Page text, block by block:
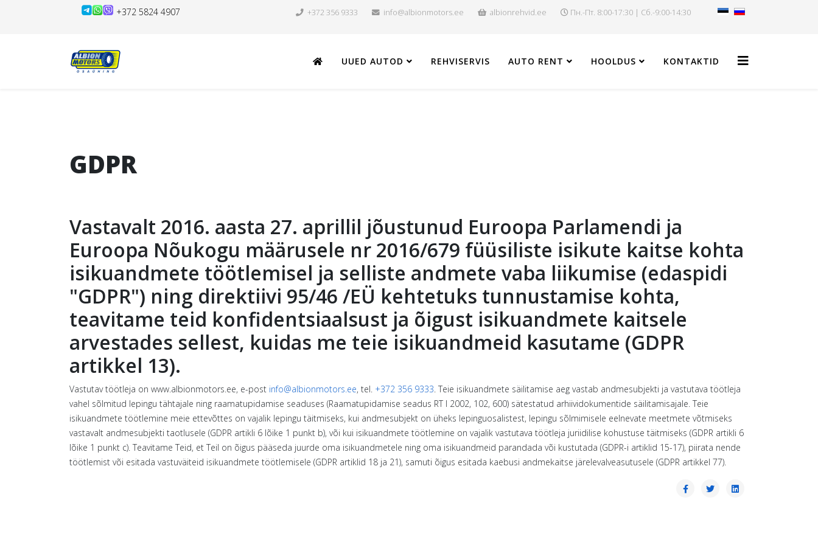
+372 5824 4907 +372 356 9333 info@albionmotors.ee albionrehvid.ee Пн.-Пт. 8:00-17:30 | Сб.-9:00-14:30
UUED AUTOD REHVISERVIS AUTO RENT HOOLDUS KONTAKTID
GDPR
Vastavalt 2016. aasta 27. aprillil jõustunud Euroopa Parlamendi ja
Euroopa Nõukogu määrusele nr 2016/679 füüsiliste isikute kaitse kohta
isikuandmete töötlemisel ja selliste andmete vaba liikumise (edaspidi
"GDPR") ning direktiivi 95/46 /EÜ kehtetuks tunnustamise kohta,
teavitame teid konfidentsiaalsust ja õigust isikuandmete kaitsele
arvestades sellest, kuidas me teie isikuandmeid kasutame (GDPR
artikkel 13).
Vastutav töötleja on www.albionmotors.ee, e-post info@albionmotors.ee, tel. +372 356 9333. Teie isikuandmete säilitamise aeg vastab andmesubjekti ja vastutava töötleja
vahel sõlmitud lepingu tähtajale ning raamatupidamise seaduses (Raamatupidamise seadus RT I 2002, 102, 600) sätestatud arhiividokumentide säilitamisajale. Teie
isikuandmete töötlemine meie ettevõttes on vajalik lepingu täitmiseks, kui andmesubjekt on üheks lepinguosalistest, lepingu sõlmimisele eelnevate meetmete võtmiseks
vastavalt andmesubjekti taotlusele (GDPR artikli 6 lõike 1 punkt b), või kui isikuandmete töötlemine on vajalik vastutava töötleja juriidilise kohustuse täitmiseks (GDPR artikli 6
lõike 1 punkt c). Teavitame Teid, et Teil on õigus pääseda juurde oma isikuandmetele ning oma isikuandmeid parandada või kustutada (GDPR-i artiklid 15-17), piirata nende
töötlemist või esitada vastuväiteid isikuandmete töötlemisele (GDPR artiklid 18 ja 21), samuti õigus esitada kaebusi andmekaitse järelevalveasutusele (GDPR artikkel 77).